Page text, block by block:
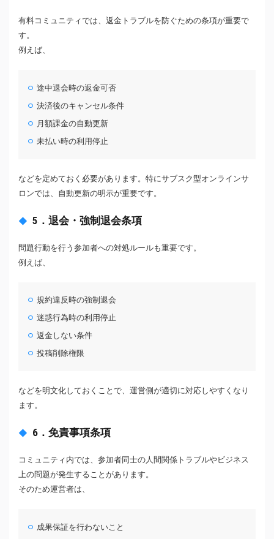
有料コミュニティでは、返金トラブルを防ぐための条項が重要で
す。
例えば、
途中退会時の返金可否
決済後のキャンセル条件
月額課金の自動更新
未払い時の利用停止
などを定めておく必要があります。特にサブスク型オンラインサ
ロンでは、自動更新の明示が重要です。
5．退会・強制退会条項
問題行動を行う参加者への対処ルールも重要です。
例えば、
規約違反時の強制退会
迷惑行為時の利用停止
返金しない条件
投稿削除権限
などを明文化しておくことで、運営側が適切に対応しやすくなり
ます。
6．免責事項条項
コミュニティ内では、参加者同士の人間関係トラブルやビジネス
上の問題が発生することがあります。
そのため運営者は、
成果保証を行わないこと